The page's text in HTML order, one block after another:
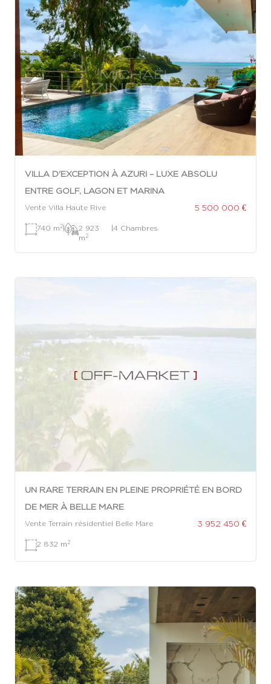
VILLA D'EXCEPTION À AZURI – LUXE ABSOLU
ENTRE GOLF, LAGON ET MARINA
Vente Villa Haute Rive 5 500 000 €
740 m 2|
2 923
m 2
|4 Chambres
UN RARE TERRAIN EN PLEINE PROPRIÉTÉ EN BORD
DE MER À BELLE MARE
Vente Terrain résidentiel Belle Mare 3 952 450 €
2 832 m 2